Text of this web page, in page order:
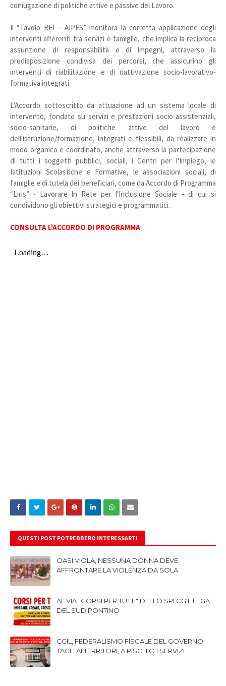
coniugazione di politiche attive e passive del Lavoro.
Il “Tavolo REI – AIPES” monitora la corretta applicazione degli
interventi afferenti tra servizi e famiglie, che implica la reciproca
assunzione di responsabilità e di impegni, attraverso la
predisposizione condivisa dei percorsi, che assicurino gli
interventi di riabilitazione e di riattivazione socio-lavorativo-
formativa integrati.
L'Accordo sottoscritto da attuazione ad un sistema locale di
intervento, fondato su servizi e prestazioni socio-assistenziali,
socio-sanitarie, di politiche attive del lavoro e
dell'istruzione/formazione, integrati e flessibili, da realizzare in
modo organico e coordinato, anche attraverso la partecipazione
di tutti i soggetti pubblici, sociali, i Centri per l'Impiego, le
Istituzioni Scolastiche e Formative, le associazioni sociali, di
famiglie e di tutela dei beneficiari, come da Accordo di Programma
“Liris” - Lavorare In Rete per l'Inclusione Sociale – di cui si
condividono gli obiettivi strategici e programmatici.
CONSULTA L'ACCORDO DI PROGRAMMA
QUESTI POST POTREBBERO INTERESSARTI
OASI VIOLA, NESSUNA DONNA DEVE
AFFRONTARE LA VIOLENZA DA SOLA
AL VIA "CORSI PER TUTTI" DELLO SPI CGIL LEGA
DEL SUD PONTINO
CGIL, FEDERALISMO FISCALE DEL GOVERNO:
TAGLI AI TERRITORI, A RISCHIO I SERVIZI